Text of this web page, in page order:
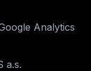
Analytics
a.s.